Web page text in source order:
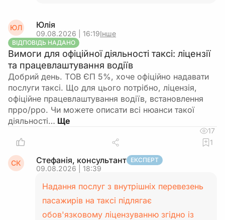
ЮЛ Юлія
09.08.2026 | 16:19Інше
ВІДПОВІДЬ НАДАНО
Вимоги для офіційної діяльності таксі: ліцензії
та працевлаштування водіїв
Добрий день. ТОВ ЄП 5%, хоче офіційно надавати
послуги таксі. Що для цього потрібно, ліцензія,
офіційне працевлаштування водіїв, встановлення
прро/рро. Чи можете описати всі нюанси такої
діяльності…
17
1
СК Стефанія, консультант ЕКСПЕРТ
09.08.2026 | 18:39
Надання послуг з внутрішніх перевезень
пасажирів на таксі підлягає
обов'язковому ліцензуванню згідно із